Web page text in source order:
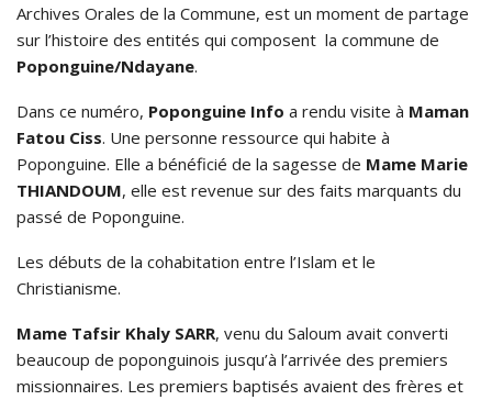
Archives Orales de la Commune, est un moment de partage
sur l’histoire des entités qui composent la commune de
Poponguine/Ndayane.
Dans ce numéro, Poponguine Info a rendu visite à Maman
Fatou Ciss. Une personne ressource qui habite à
Poponguine. Elle a bénéficié de la sagesse de Mame Marie
THIANDOUM, elle est revenue sur des faits marquants du
passé de Poponguine.
Les débuts de la cohabitation entre l’Islam et le
Christianisme.
Mame Tafsir Khaly SARR, venu du Saloum avait converti
beaucoup de poponguinois jusqu’à l’arrivée des premiers
missionnaires. Les premiers baptisés avaient des frères et